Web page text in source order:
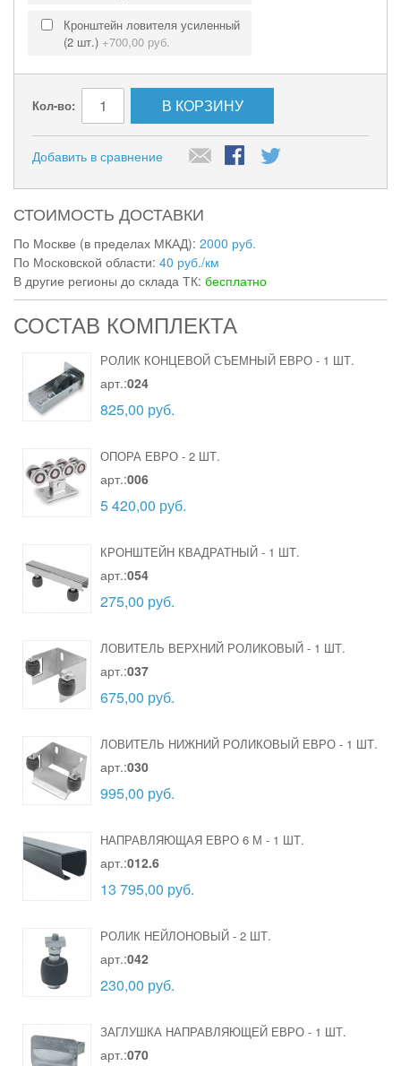
Кронштейн ловителя усиленный
(2 шт.) +700,00 руб.
Кол-во: В КОРЗИНУ
Добавить в сравнение
СТОИМОСТЬ ДОСТАВКИ
По Москве (в пределах МКАД): 2000 руб.
По Московской области: 40 руб./км
В другие регионы до склада ТК: бесплатно
СОСТАВ КОМПЛЕКТА
РОЛИК КОНЦЕВОЙ СЪЕМНЫЙ ЕВРО - 1 ШТ.
арт.:024
825,00 руб.
ОПОРА ЕВРО - 2 ШТ.
арт.:006
5 420,00 руб.
КРОНШТЕЙН КВАДРАТНЫЙ - 1 ШТ.
арт.:054
275,00 руб.
ЛОВИТЕЛЬ ВЕРХНИЙ РОЛИКОВЫЙ - 1 ШТ.
арт.:037
675,00 руб.
ЛОВИТЕЛЬ НИЖНИЙ РОЛИКОВЫЙ ЕВРО - 1 ШТ.
арт.:030
995,00 руб.
НАПРАВЛЯЮЩАЯ ЕВРО 6 М - 1 ШТ.
арт.:012.6
13 795,00 руб.
РОЛИК НЕЙЛОНОВЫЙ - 2 ШТ.
арт.:042
230,00 руб.
ЗАГЛУШКА НАПРАВЛЯЮЩЕЙ ЕВРО - 1 ШТ.
арт.:070